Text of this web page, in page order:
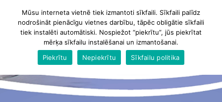
Mūsu interneta vietnē tiek izmantoti sīkfaili. Sīkfaili palīdz
nodrošināt pienācīgu vietnes darbību, tāpēc obligātie sīkfaili
tiek instalēti automātiski. Nospiežot “piekrītu”, jūs piekrītat
mērķa sīkfailu instalēšanai un izmantošanai.
Piekrītu
Nepiekrītu Sīkfailu politika